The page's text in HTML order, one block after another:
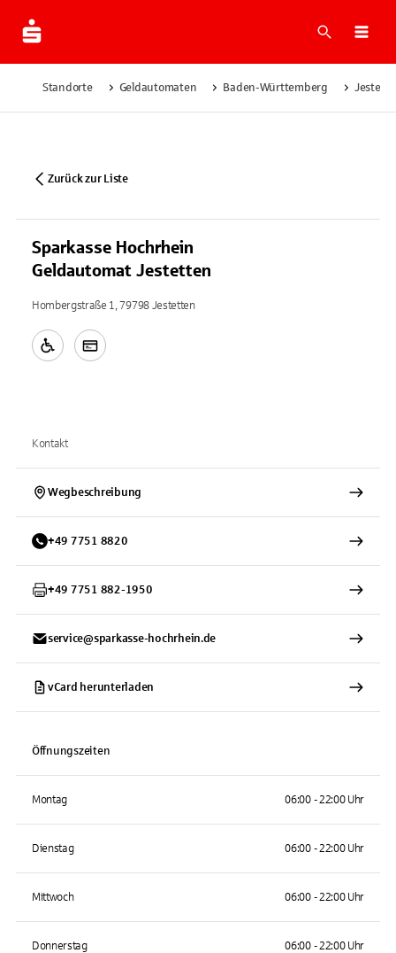
Suche
Standorte Geldautomaten Baden-Württemberg
Zurück zur Liste
Sparkasse Hochrhein
Geldautomat Jestetten
Hombergstraße 1, 79798 Jestetten
Kontakt
Wegbeschreibung
+49 7751 8820
+49 7751 882-1950
service@sparkasse-hochrhein.de
vCard herunterladen
Öffnungszeiten
Montag 06:00 - 22:00 Uhr
Dienstag 06:00 - 22:00 Uhr
Mittwoch 06:00 - 22:00 Uhr
Donnerstag 06:00 - 22:00 Uhr